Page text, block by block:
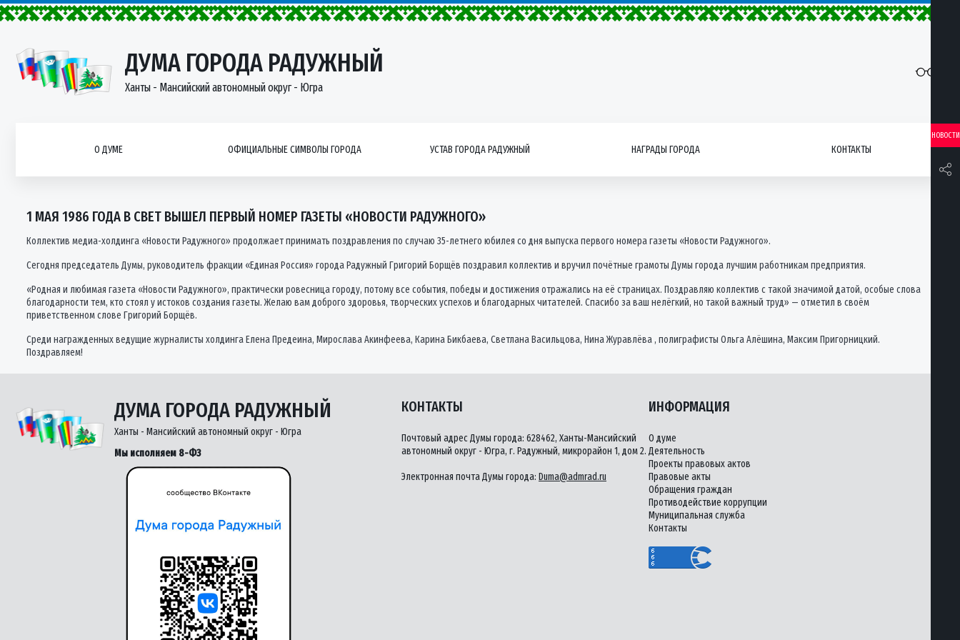
ДУМА ГОРОДА РАДУЖНЫЙ
Ханты - Мансийский автономный округ - Югра
О ДУМЕ ОФИЦИАЛЬНЫЕ СИМВОЛЫ ГОРОДА УСТАВ ГОРОДА РАДУЖНЫЙ НАГРАДЫ ГОРОДА КОНТАКТЫ
НОВОСТИ
1 МАЯ 1986 ГОДА В СВЕТ ВЫШЕЛ ПЕРВЫЙ НОМЕР ГАЗЕТЫ «НОВОСТИ РАДУЖНОГО»
Коллектив медиа-холдинга «Новости Радужного» продолжает принимать поздравления по случаю 35-летнего юбилея со дня выпуска первого номера газеты «Новости Радужного».
Сегодня председатель Думы, руководитель фракции «Единая Россия» города Радужный Григорий Борщёв поздравил коллектив и вручил почётные грамоты Думы города лучшим работникам предприятия.
«Родная и любимая газета «Новости Радужного», практически ровесница городу, потому все события, победы и достижения отражались на её страницах. Поздравляю коллектив с такой значимой датой, особые слова
благодарности тем, кто стоял у истоков создания газеты. Желаю вам доброго здоровья, творческих успехов и благодарных читателей. Спасибо за ваш нелёгкий, но такой важный труд» — отметил в своём
приветственном слове Григорий Борщёв.
Среди награжденных ведущие журналисты холдинга Елена Предеина, Мирослава Акинфеева, Карина Бикбаева, Светлана Васильцова, Нина Журавлёва , полиграфисты Ольга Алёшина, Максим Пригорницкий.
Поздравляем!
ДУМА ГОРОДА РАДУЖНЫЙ
Ханты - Мансийский автономный округ - Югра
Мы исполняем 8-ФЗ
КОНТАКТЫ
Почтовый адрес Думы города: 628462, Ханты-Мансийский
автономный округ - Югра, г. Радужный, микрорайон 1, дом 2.
Электронная почта Думы города: Duma@admrad.ru
ИНФОРМАЦИЯ
О думе
Деятельность
Проекты правовых актов
Правовые акты
Обращения граждан
Противодействие коррупции
Муниципальная служба
Контакты